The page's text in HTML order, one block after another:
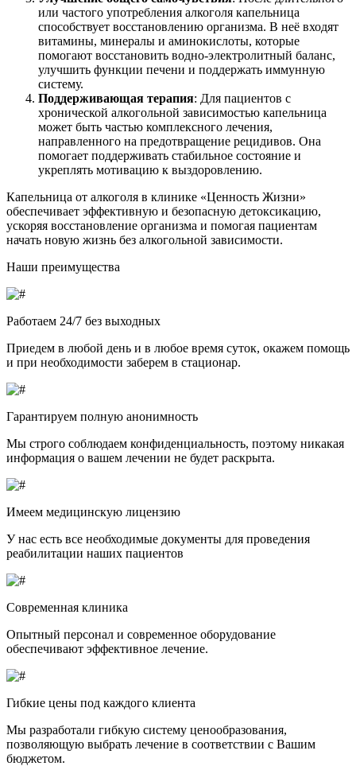
или частого употребления алкоголя капельница
способствует восстановлению организма. В неё входят
витамины, минералы и аминокислоты, которые
помогают восстановить водно-электролитный баланс,
улучшить функции печени и поддержать иммунную
систему.
Поддерживающая терапия: Для пациентов с
хронической алкогольной зависимостью капельница
может быть частью комплексного лечения,
направленного на предотвращение рецидивов. Она
помогает поддерживать стабильное состояние и
укреплять мотивацию к выздоровлению.
Капельница от алкоголя в клинике «Ценность Жизни»
обеспечивает эффективную и безопасную детоксикацию,
ускоряя восстановление организма и помогая пациентам
начать новую жизнь без алкогольной зависимости.
Наши преимущества
Работаем 24/7 без выходных
Приедем в любой день и в любое время суток, окажем помощь
и при необходимости заберем в стационар.
Гарантируем полную анонимность
Мы строго соблюдаем конфиденциальность, поэтому никакая
информация о вашем лечении не будет раскрыта.
Имеем медицинскую лицензию
У нас есть все необходимые документы для проведения
реабилитации наших пациентов
Современная клиника
Опытный персонал и современное оборудование
обеспечивают эффективное лечение.
Гибкие цены под каждого клиента
Мы разработали гибкую систему ценообразования,
позволяющую выбрать лечение в соответствии с Вашим
бюджетом.